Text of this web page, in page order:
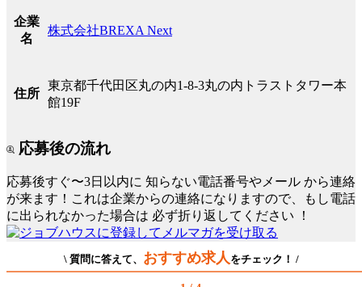
企業
名
株式会社BREXA Next
住所
東京都千代田区丸の内1-8-3丸の内トラストタワー本
館19F
応募後の流れ
応募後すぐ〜3日以内に 知らない電話番号やメール から連絡
が来ます！これは企業からの連絡になりますので、もし電話
に出られなかった場合は 必ず折り返してください ！
\ 質問に答えて、 おすすめ求人をチェック！ /